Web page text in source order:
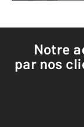
Notre
par nos